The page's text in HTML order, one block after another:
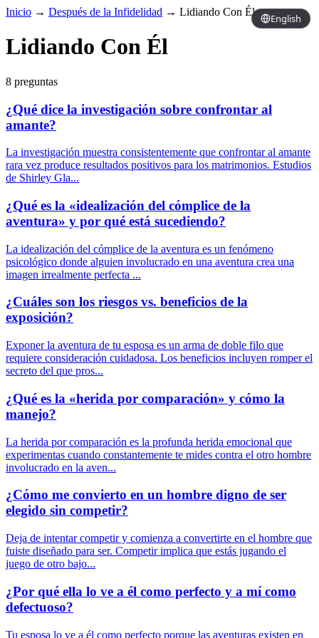
English
Inicio → Después de la Infidelidad → Lidiando Con Él
Lidiando Con Él
8 preguntas
¿Qué dice la investigación sobre confrontar al
amante?
La investigación muestra consistentemente que confrontar al amante
rara vez produce resultados positivos para los matrimonios. Estudios
de Shirley Gla...
¿Qué es la «idealización del cómplice de la
aventura» y por qué está sucediendo?
La idealización del cómplice de la aventura es un fenómeno
psicológico donde alguien involucrado en una aventura crea una
imagen irrealmente perfecta ...
¿Cuáles son los riesgos vs. beneficios de la
exposición?
Exponer la aventura de tu esposa es un arma de doble filo que
requiere consideración cuidadosa. Los beneficios incluyen romper el
secreto del que pros...
¿Qué es la «herida por comparación» y cómo la
manejo?
La herida por comparación es la profunda herida emocional que
experimentas cuando constantemente te mides contra el otro hombre
involucrado en la aven...
¿Cómo me convierto en un hombre digno de ser
elegido sin competir?
Deja de intentar competir y comienza a convertirte en el hombre que
fuiste diseñado para ser. Competir implica que estás jugando el
juego de otro bajo...
¿Por qué ella lo ve a él como perfecto y a mí como
defectuoso?
Tu esposa lo ve a él como perfecto porque las aventuras existen en